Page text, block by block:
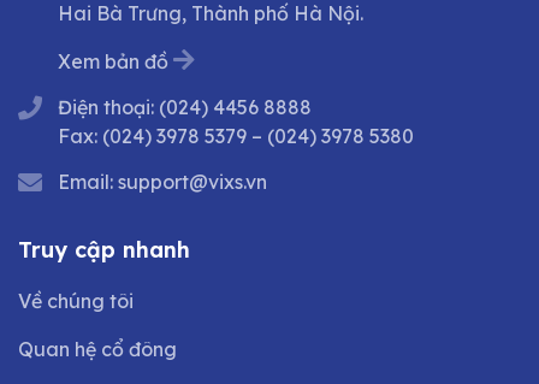
Hai Bà Trưng, Thành phố Hà Nội.
Xem bản đồ
Điện thoại: (024) 4456 8888
Fax: (024) 3978 5379 – (024) 3978 5380
Email: support@vixs.vn
Truy cập nhanh
Về chúng tôi
Quan hệ cổ đông